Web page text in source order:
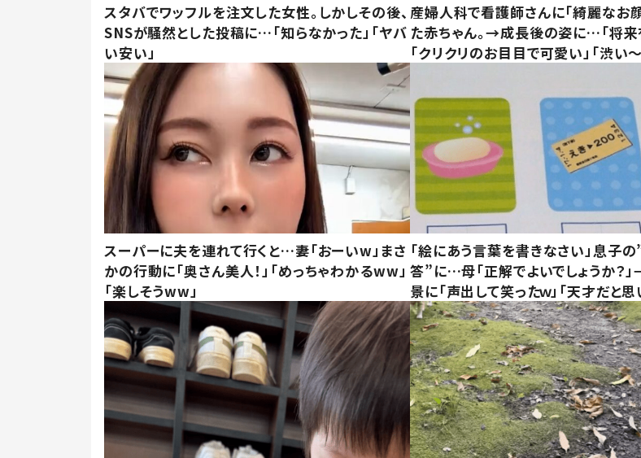
スタバでワッフルを注文した女性。しかしその後、
SNSが騒然とした投稿に…「知らなかった」「ヤバ
い安い」
産婦人科で看護師さんに「綺麗なお
た赤ちゃん。→成長後の姿に…「将来
「クリクリのお目目で可愛い」「渋い～
スーパーに夫を連れて行くと…妻「おーいw」まさ
かの行動に「奥さん美人！」「めっちゃわかるww」
「楽しそうww」
「絵にあう言葉を書きなさい」息子
答”に…母「正解でよいでしょうか？
景に「声出して笑ったｗ」「天才だと思